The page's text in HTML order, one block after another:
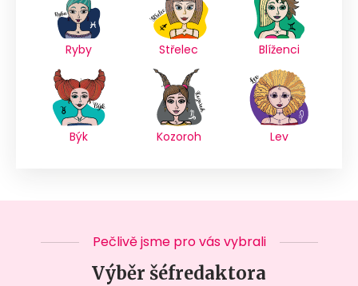
Ryby Střelec Blíženci
Býk Kozoroh Lev
Pečlivě jsme pro vás vybrali
Výběr šéfredaktora